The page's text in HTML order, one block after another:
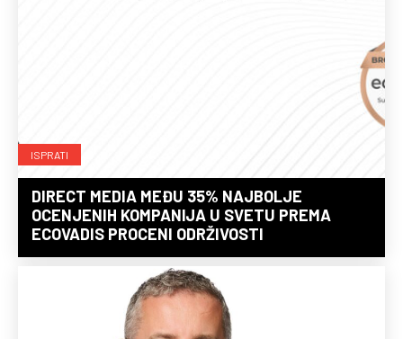
ISPRATI
DIRECT MEDIA MEĐU 35% NAJBOLJE
OCENJENIH KOMPANIJA U SVETU PREMA
ECOVADIS PROCENI ODRŽIVOSTI